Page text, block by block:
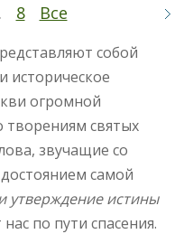
8 Все
собой
историческое
огромной
творениям святых
звучащие со
самой
утверждение истины
по пути спасения.